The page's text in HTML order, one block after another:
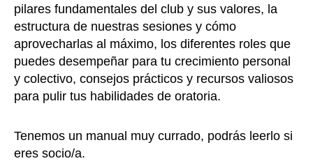
pilares fundamentales del club y sus valores, la
estructura de nuestras sesiones y cómo
aprovecharlas al máximo, los diferentes roles que
puedes desempeñar para tu crecimiento personal
y colectivo, consejos prácticos y recursos valiosos
para pulir tus habilidades de oratoria.
Tenemos un manual muy currado, podrás leerlo si
eres socio/a.